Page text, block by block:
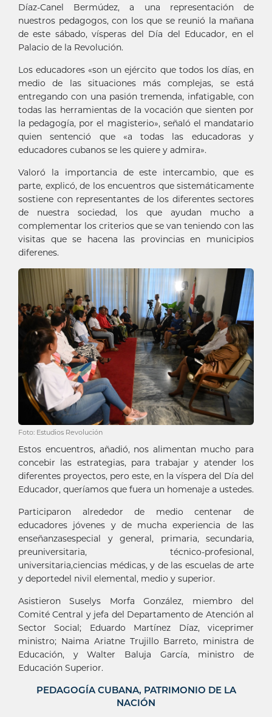
Díaz-Canel Bermúdez, a una representación de
nuestros pedagogos, con los que se reunió la mañana
de este sábado, vísperas del Día del Educador, en el
Palacio de la Revolución.
Los educadores «son un ejército que todos los días, en
medio de las situaciones más complejas, se está
entregando con una pasión tremenda, infatigable, con
todas las herramientas de la vocación que sienten por
la pedagogía, por el magisterio», señaló el mandatario
quien sentenció que «a todas las educadoras y
educadores cubanos se les quiere y admira».
Valoró la importancia de este intercambio, que es
parte, explicó, de los encuentros que sistemáticamente
sostiene con representantes de los diferentes sectores
de nuestra sociedad, los que ayudan mucho a
complementar los criterios que se van teniendo con las
visitas que se hacena las provincias en municipios
diferenes.
Foto: Estudios Revolución
Estos encuentros, añadió, nos alimentan mucho para
concebir las estrategias, para trabajar y atender los
diferentes proyectos, pero este, en la víspera del Día del
Educador, queríamos que fuera un homenaje a ustedes.
Participaron alrededor de medio centenar de
educadores jóvenes y de mucha experiencia de las
enseñanzasespecial y general, primaria, secundaria,
preuniversitaria, técnico-profesional,
universitaria,ciencias médicas, y de las escuelas de arte
y deportedel nivil elemental, medio y superior.
Asistieron Suselys Morfa González, miembro del
Comité Central y jefa del Departamento de Atención al
Sector Social; Eduardo Martínez Díaz, viceprimer
ministro; Naima Ariatne Trujillo Barreto, ministra de
Educación, y Walter Baluja García, ministro de
Educación Superior.
PEDAGOGÍA CUBANA, PATRIMONIO DE LA
NACIÓN